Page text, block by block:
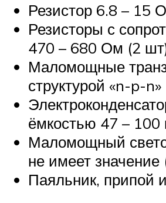
Резистор 6.8 – 15
Резисторы с
470 – 680 Ом (2
Маломощные
структурой «n-p-
ёмкостью 47 –
Маломощный
не имеет значение
Паяльник, припой